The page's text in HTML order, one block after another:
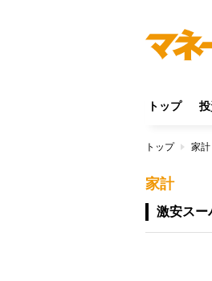
トップ
トップ 家計
家計
激安スー